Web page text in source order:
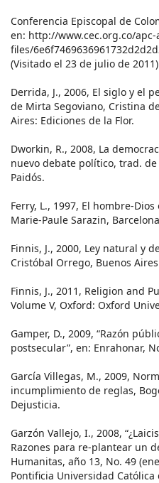
Conferencia Episcopal de
en: http://www.cec.org.co/apc-
files/
(Visitado el 23 de julio de
Derrida, J., 2006, El siglo y el
de Mirta Segoviano, Cristina
Aires: Ediciones de la Flor.
Dworkin, R., 2008, La
nuevo debate político, trad.
Paidós.
Ferry, L., 1997, El hombre-
Marie-Paule Sarazin,
Finnis, J., 2000, Ley natural y
Cristóbal Orrego, Buenos
Finnis, J., 2011, Religion and
Volume V, Oxford: Oxford
Gamper, D., 2009, “Razón
postsecular”, en: Enrahonar,
García Villegas, M., 2009,
incumplimiento de reglas,
Dejusticia.
Garzón Vallejo, I., 2008,
Razones para re-plantear un
Humanitas, año 13, No. 49
Pontificia Universidad Católica